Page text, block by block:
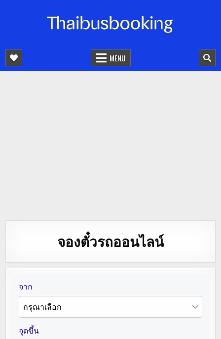
จองตั๋วรถออนไลน์ 24 ชั่วโมง
MENU
จองตั๋วรถออนไลน์